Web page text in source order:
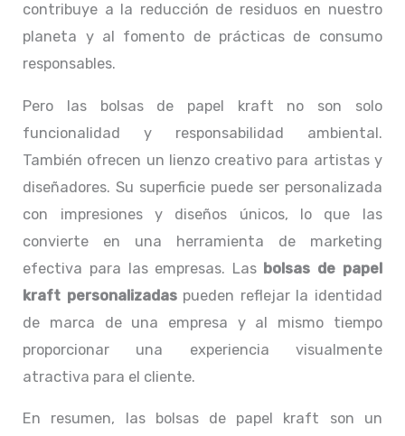
contribuye a la reducción de residuos en nuestro
planeta y al fomento de prácticas de consumo
responsables.
Pero las bolsas de papel kraft no son solo
funcionalidad y responsabilidad ambiental.
También ofrecen un lienzo creativo para artistas y
diseñadores. Su superficie puede ser personalizada
con impresiones y diseños únicos, lo que las
convierte en una herramienta de marketing
efectiva para las empresas. Las bolsas de papel
kraft personalizadaspueden reflejar la identidad
de marca de una empresa y al mismo tiempo
proporcionar una experiencia visualmente
atractiva para el cliente.
En resumen, las bolsas de papel kraft son un